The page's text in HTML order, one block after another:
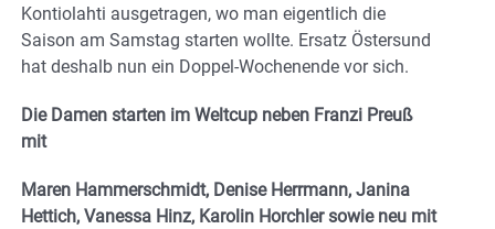
Kontiolahti ausgetragen, wo man eigentlich die
Saison am Samstag starten wollte. Ersatz Östersund
hat deshalb nun ein Doppel-Wochenende vor sich.
Die Damen starten im Weltcup neben Franzi Preuß
mit
Maren Hammerschmidt, Denise Herrmann, Janina
Hettich, Vanessa Hinz, Karolin Horchler sowie neu mit